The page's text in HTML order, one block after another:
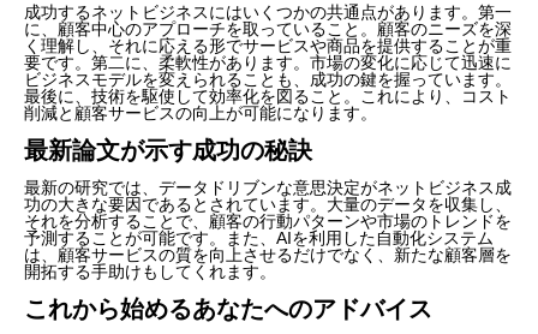
成功するネットビジネスにはいくつかの共通点があります。第一
に、顧客中心のアプローチを取っていること。顧客のニーズを深
く理解し、それに応える形でサービスや商品を提供することが重
要です。第二に、柔軟性があります。市場の変化に応じて迅速に
ビジネスモデルを変えられることも、成功の鍵を握っています。
最後に、技術を駆使して効率化を図ること。これにより、コスト
削減と顧客サービスの向上が可能になります。
最新論文が示す成功の秘訣
最新の研究では、データドリブンな意思決定がネットビジネス成
功の大きな要因であるとされています。大量のデータを収集し、
それを分析することで、顧客の行動パターンや市場のトレンドを
予測することが可能です。また、AIを利用した自動化システム
は、顧客サービスの質を向上させるだけでなく、新たな顧客層を
開拓する手助けもしてくれます。
これから始めるあなたへのアドバイス